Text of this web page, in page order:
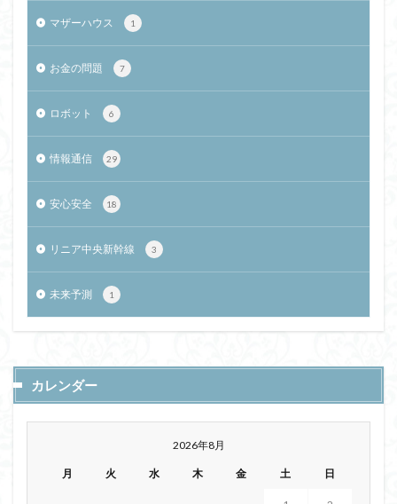
マザーハウス 1
お金の問題 7
ロボット 6
情報通信 29
安心安全 18
リニア中央新幹線 3
未来予測 1
カレンダー
2026年8月
月 火 水 木 金 土 日